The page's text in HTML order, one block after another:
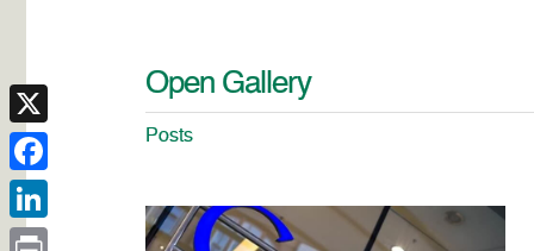
Open Gallery
Posts
X
Facebook
LinkedIn